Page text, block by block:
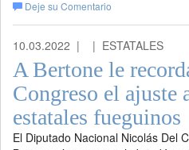
Deje su Comentario
10.03.2022 | | ESTATALES
A Bertone le
Congreso el ajuste
estatales fueguinos
El Diputado Nacional Nicolás Del